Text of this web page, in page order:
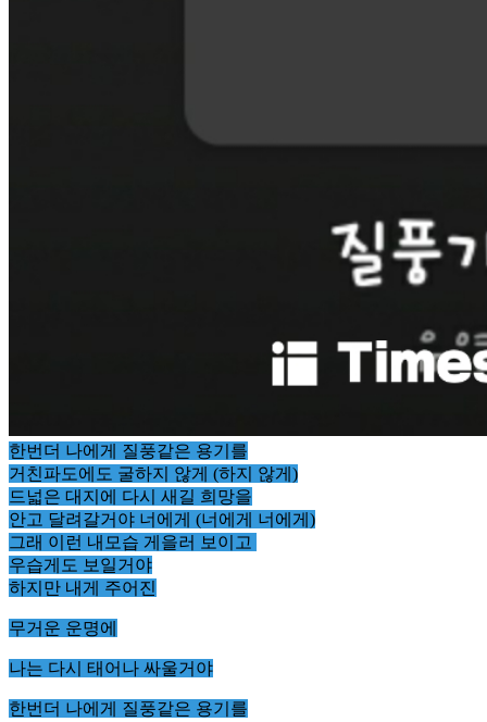
한번더 나에게 질풍같은 용기를
거친파도에도 굴하지 않게 (하지 않게)
드넓은 대지에 다시 새길 희망을
안고 달려갈거야 너에게 (너에게 너에게)
그래 이런 내모습 게을러 보이고
우습게도 보일거야
하지만 내게 주어진
무거운 운명에
나는 다시 태어나 싸울거야
한번더 나에게 질풍같은 용기를